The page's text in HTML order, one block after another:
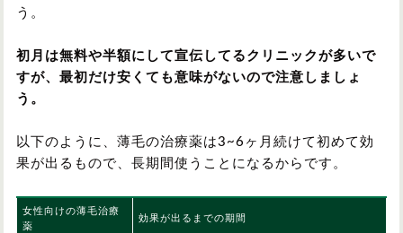
う。
初月は無料や半額にして宣伝してるクリニックが多いで
すが、最初だけ安くても意味がないので注意しましょ
う。
以下のように、薄毛の治療薬は3~6ヶ月続けて初めて効
果が出るもので、長期間使うことになるからです。
女性向けの薄毛治療
薬
効果が出るまでの期間